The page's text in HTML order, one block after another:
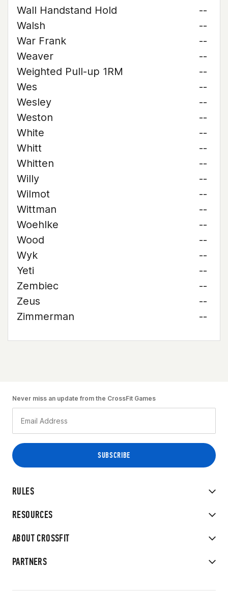
Wall Handstand Hold
--
Walsh
--
War Frank
--
Weaver
--
Weighted Pull-up 1RM
--
Wes
--
Wesley
--
Weston
--
White
--
Whitt
--
Whitten
--
Willy
--
Wilmot
--
Wittman
--
Woehlke
--
Wood
--
Wyk
--
Yeti
--
Zembiec
--
Zeus
--
Zimmerman
--
RULES
RESOURCES
ABOUT CROSSFIT
PARTNERS
Never miss an update from the CrossFit Games